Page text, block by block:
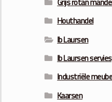
Houthandel
Ib Laursen
Ib Laursen
Industriële
Kaarsen